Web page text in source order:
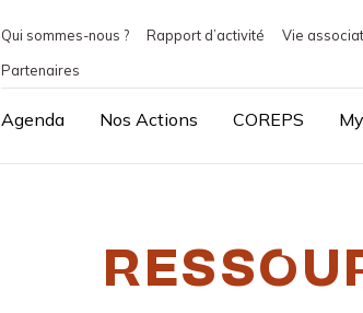
Qui sommes-nous ? Rapport d’activité
Vie
Partenaires
Agenda Nos Actions COREPS